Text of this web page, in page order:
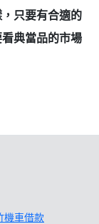
只要有合適的
典當品的市場
機車借款